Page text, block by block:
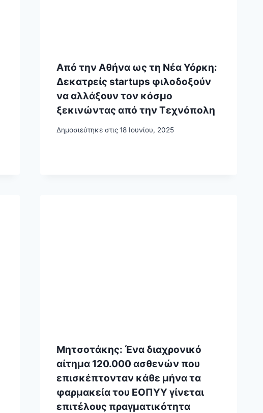
Από την Αθήνα ως τη Νέα Υόρκη:
Δεκατρείς startups φιλοδοξούν
να αλλάξουν τον κόσμο
ξεκινώντας από την Τεχνόπολη
Δημοσιεύτηκε στις 18 Ιουνίου, 2025
Μητσοτάκης: Ένα διαχρονικό
αίτημα 120.000 ασθενών που
επισκέπτονταν κάθε μήνα τα
φαρμακεία του ΕΟΠΥΥ γίνεται
επιτέλους πραγματικότητα